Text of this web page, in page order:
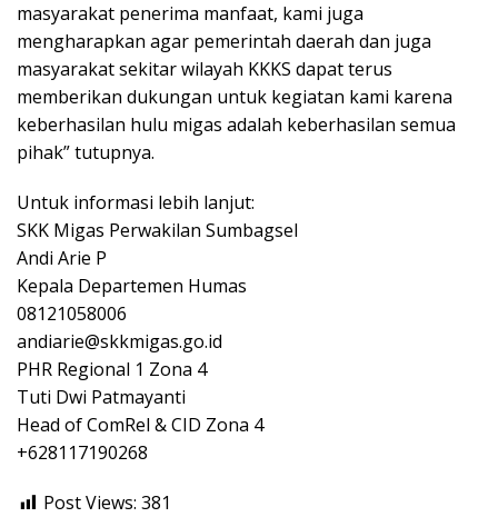
masyarakat penerima manfaat, kami juga
mengharapkan agar pemerintah daerah dan juga
masyarakat sekitar wilayah KKKS dapat terus
memberikan dukungan untuk kegiatan kami karena
keberhasilan hulu migas adalah keberhasilan semua
pihak” tutupnya.
Untuk informasi lebih lanjut:
SKK Migas Perwakilan Sumbagsel
Andi Arie P
Kepala Departemen Humas
08121058006
andiarie@skkmigas.go.id
PHR Regional 1 Zona 4
Tuti Dwi Patmayanti
Head of ComRel & CID Zona 4
+628117190268
Post Views: 381